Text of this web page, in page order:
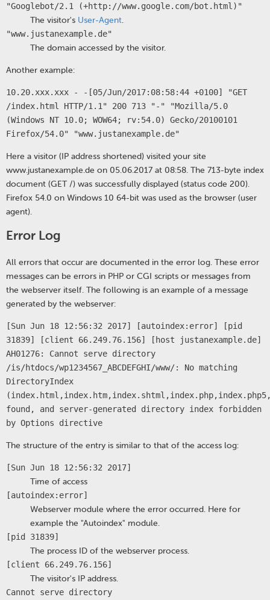
"Googlebot/2.1 (+http://www.google.com/bot.html)"
The visitor's User-Agent.
"www.justanexample.de"
The domain accessed by the visitor.
Another example:
10.20.xxx.xxx - -[05/Jun/2017:08:58:44 +0100] "GET
/index.html HTTP/1.1" 200 713 "-" "Mozilla/5.0
(Windows NT 10.0; WOW64; rv:54.0) Gecko/20100101
Firefox/54.0" "www.justanexample.de"
Here a visitor (IP address shortened) visited your site
www.justanexample.de on 05.06.2017 at 08:58. The 713-byte index
document (GET /) was successfully displayed (status code 200).
Firefox 54.0 on Windows 10 64-bit was used as the browser (user
agent).
Error Log
All errors that occur are documented in the error log. These error
messages can be errors in PHP or CGI scripts or messages from
the webserver itself. The following is an example of a message
generated by the webserver:
[Sun Jun 18 12:56:32 2017] [autoindex:error] [pid
31839] [client 66.249.76.156] [host justanexample.de]
AH01276: Cannot serve directory
/is/htdocs/wp1234567_ABCDEFGHI/www/: No matching
DirectoryIndex
found, and server-generated directory index forbidden
by Options directive
The structure of the entry is similar to that of the access log:
[Sun Jun 18 12:56:32 2017]
Time of access
[autoindex:error]
Webserver module where the error occurred. Here for
example the "Autoindex" module.
[pid 31839]
The process ID of the webserver process.
[client 66.249.76.156]
The visitor's IP address.
Cannot serve directory